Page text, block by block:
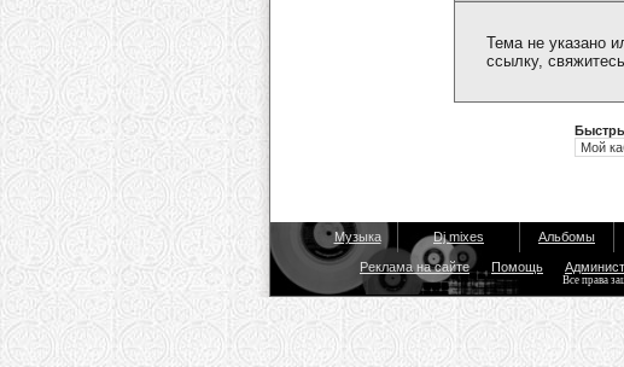
Тема не указано
ссылку,
Музыка Dj mixes Альбомы
Реклама на сайте Помощь
Все права